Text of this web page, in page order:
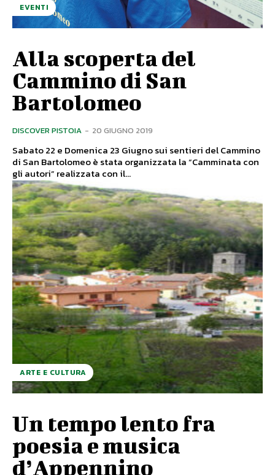
EVENTI
Alla scoperta del
Cammino di San
Bartolomeo
DISCOVER PISTOIA - 20 GIUGNO 2019
Sabato 22 e Domenica 23 Giugno sui sentieri del Cammino
di San Bartolomeo è stata organizzata la “Camminata con
gli autori” realizzata con il...
ARTE E CULTURA
Un tempo lento fra
poesia e musica
d’Appennino